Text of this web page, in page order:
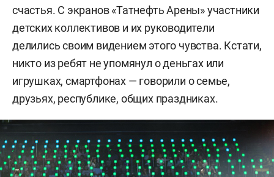
счастья. С экранов «Татнефть Арены» участники
детских коллективов и их руководители
делились своим видением этого чувства. Кстати,
никто из ребят не упомянул о деньгах или
игрушках, смартфонах — говорили о семье,
друзьях, республике, общих праздниках.